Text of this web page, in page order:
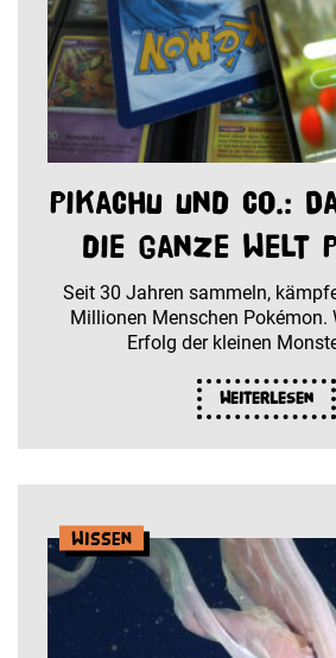
Pikachu und Co.:
die ganze Welt
Seit 30 Jahren sammeln,
Millionen Menschen Pokémon.
Erfolg der kleinen
Weiterlesen
Wissen